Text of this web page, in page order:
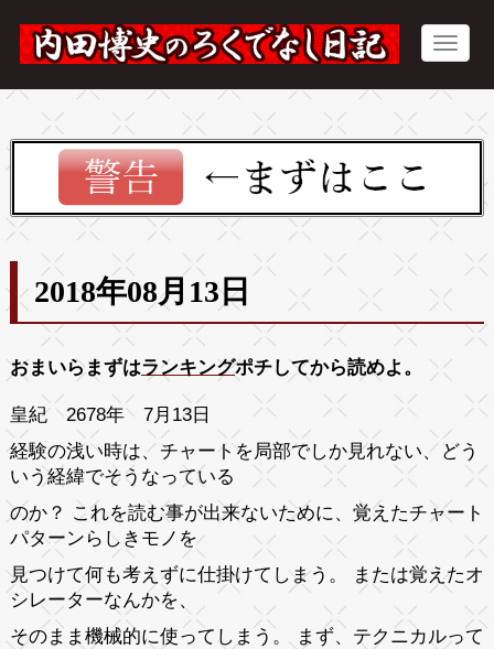
2018年08月13日
おまいらまずはランキングポチしてから読めよ。
皇紀 2678年 7月13日
経験の浅い時は、チャートを局部でしか見れない、どう
いう経緯でそうなっている
のか？ これを読む事が出来ないために、覚えたチャート
パターンらしきモノを
見つけて何も考えずに仕掛けてしまう。 または覚えたオ
シレーターなんかを、
そのまま機械的に使ってしまう。 まず、テクニカルって